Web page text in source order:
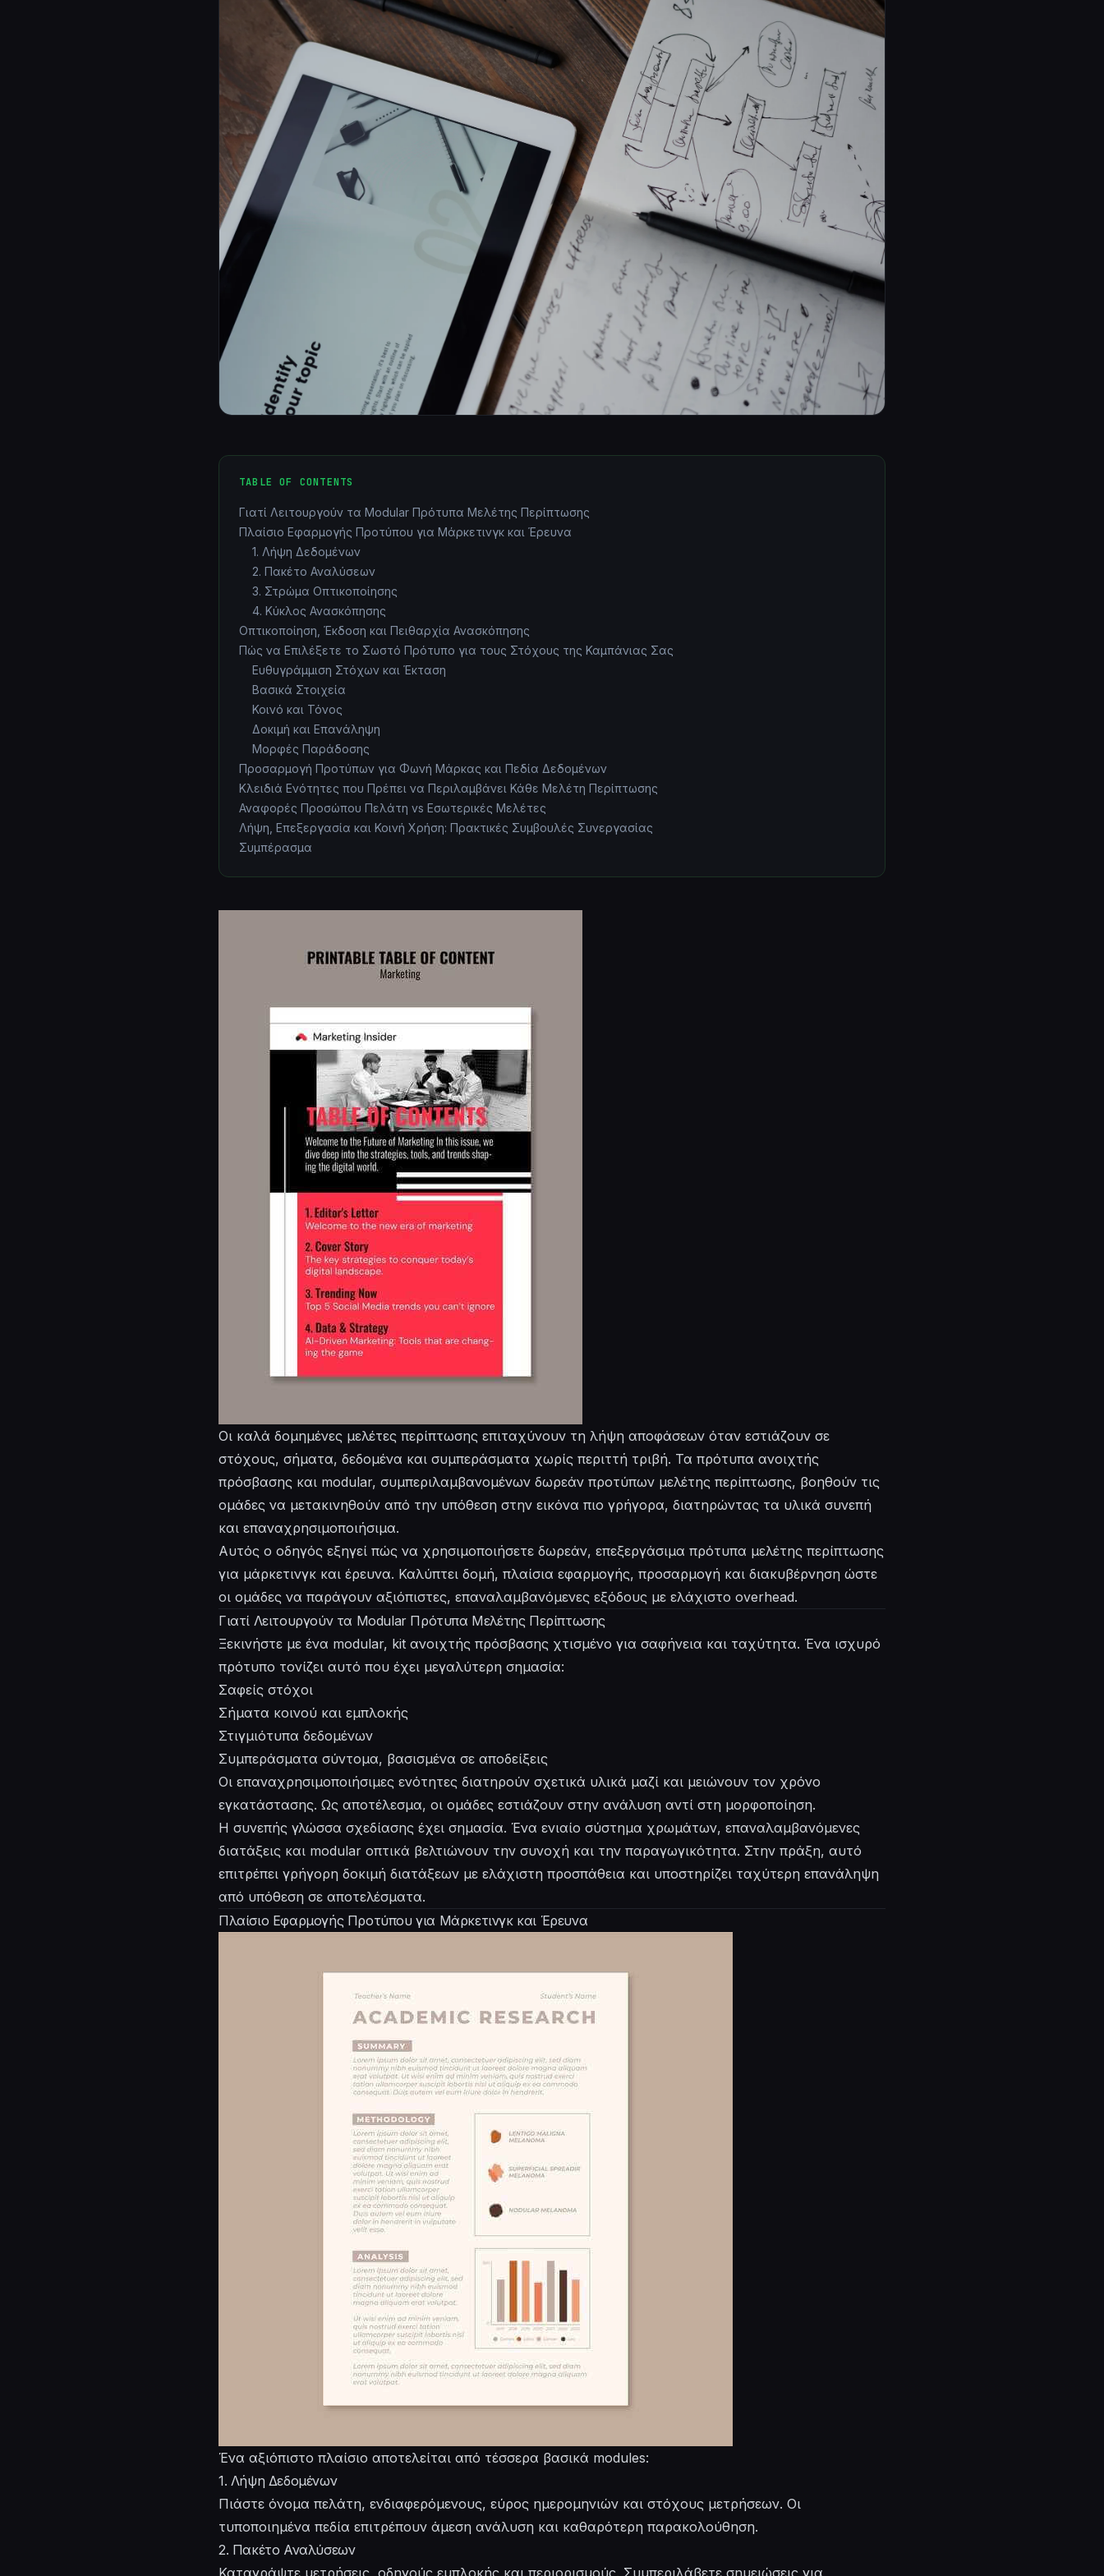
TABLE OF CONTENTS
Γιατί Λειτουργούν τα Modular Πρότυπα Μελέτης Περίπτωσης
Πλαίσιο Εφαρμογής Προτύπου για Μάρκετινγκ και Έρευνα
1. Λήψη Δεδομένων
2. Πακέτο Αναλύσεων
3. Στρώμα Οπτικοποίησης
4. Κύκλος Ανασκόπησης
Οπτικοποίηση, Έκδοση και Πειθαρχία Ανασκόπησης
Πώς να Επιλέξετε το Σωστό Πρότυπο για τους Στόχους της Καμπάνιας Σας
Ευθυγράμμιση Στόχων και Έκταση
Βασικά Στοιχεία
Κοινό και Τόνος
Δοκιμή και Επανάληψη
Μορφές Παράδοσης
Προσαρμογή Προτύπων για Φωνή Μάρκας και Πεδία Δεδομένων
Κλειδιά Ενότητες που Πρέπει να Περιλαμβάνει Κάθε Μελέτη Περίπτωσης
Αναφορές Προσώπου Πελάτη vs Εσωτερικές Μελέτες
Λήψη, Επεξεργασία και Κοινή Χρήση: Πρακτικές Συμβουλές Συνεργασίας
Συμπέρασμα
Οι καλά δομημένες μελέτες περίπτωσης επιταχύνουν τη λήψη αποφάσεων όταν εστιάζουν σε
στόχους, σήματα, δεδομένα και συμπεράσματα χωρίς περιττή τριβή. Τα πρότυπα ανοιχτής
πρόσβασης και modular, συμπεριλαμβανομένων δωρεάν προτύπων μελέτης περίπτωσης, βοηθούν τις
ομάδες να μετακινηθούν από την υπόθεση στην εικόνα πιο γρήγορα, διατηρώντας τα υλικά συνεπή
και επαναχρησιμοποιήσιμα.
Αυτός ο οδηγός εξηγεί πώς να χρησιμοποιήσετε δωρεάν, επεξεργάσιμα πρότυπα μελέτης περίπτωσης
για μάρκετινγκ και έρευνα. Καλύπτει δομή, πλαίσια εφαρμογής, προσαρμογή και διακυβέρνηση ώστε
οι ομάδες να παράγουν αξιόπιστες, επαναλαμβανόμενες εξόδους με ελάχιστο overhead.
Γιατί Λειτουργούν τα Modular Πρότυπα Μελέτης Περίπτωσης
Ξεκινήστε με ένα modular, kit ανοιχτής πρόσβασης χτισμένο για σαφήνεια και ταχύτητα. Ένα ισχυρό
πρότυπο τονίζει αυτό που έχει μεγαλύτερη σημασία:
Σαφείς στόχοι
Σήματα κοινού και εμπλοκής
Στιγμιότυπα δεδομένων
Συμπεράσματα σύντομα, βασισμένα σε αποδείξεις
Οι επαναχρησιμοποιήσιμες ενότητες διατηρούν σχετικά υλικά μαζί και μειώνουν τον χρόνο
εγκατάστασης. Ως αποτέλεσμα, οι ομάδες εστιάζουν στην ανάλυση αντί στη μορφοποίηση.
Η συνεπής γλώσσα σχεδίασης έχει σημασία. Ένα ενιαίο σύστημα χρωμάτων, επαναλαμβανόμενες
διατάξεις και modular οπτικά βελτιώνουν την συνοχή και την παραγωγικότητα. Στην πράξη, αυτό
επιτρέπει γρήγορη δοκιμή διατάξεων με ελάχιστη προσπάθεια και υποστηρίζει ταχύτερη επανάληψη
από υπόθεση σε αποτελέσματα.
Πλαίσιο Εφαρμογής Προτύπου για Μάρκετινγκ και Έρευνα
Ένα αξιόπιστο πλαίσιο αποτελείται από τέσσερα βασικά modules:
1. Λήψη Δεδομένων
Πιάστε όνομα πελάτη, ενδιαφερόμενους, εύρος ημερομηνιών και στόχους μετρήσεων. Οι
τυποποιημένα πεδία επιτρέπουν άμεση ανάλυση και καθαρότερη παρακολούθηση.
2. Πακέτο Αναλύσεων